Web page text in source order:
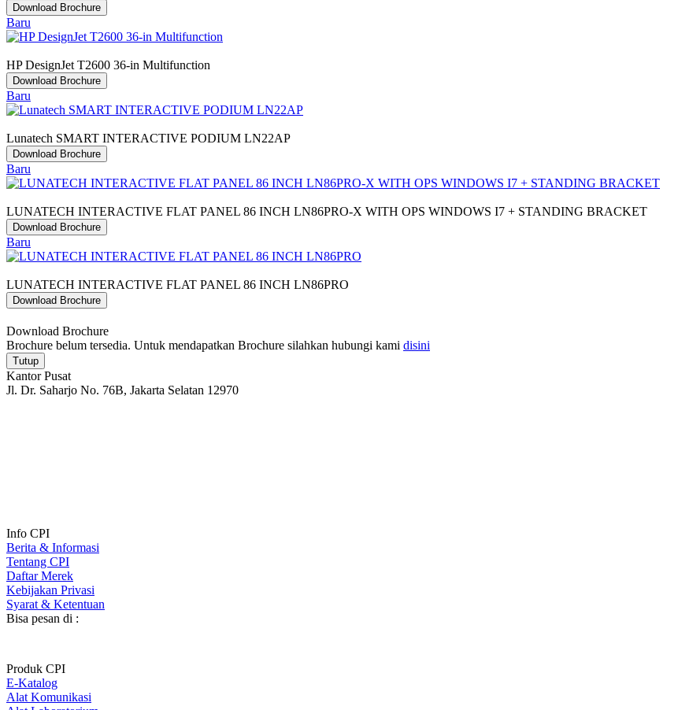
Download Brochure
Baru
HP DesignJet T2600 36-in Multifunction
Download Brochure
Baru
Lunatech SMART INTERACTIVE PODIUM LN22AP
Download Brochure
Baru
LUNATECH INTERACTIVE FLAT PANEL 86 INCH LN86PRO-X WITH OPS WINDOWS I7 + STANDING BRACKET
Download Brochure
Baru
LUNATECH INTERACTIVE FLAT PANEL 86 INCH LN86PRO
Download Brochure
Download Brochure
Brochure belum tersedia. Untuk mendapatkan Brochure silahkan hubungi kami disini
Tutup
Kantor Pusat
Jl. Dr. Saharjo No. 76B, Jakarta Selatan 12970
Info CPI
Berita & Informasi
Tentang CPI
Daftar Merek
Kebijakan Privasi
Syarat & Ketentuan
Bisa pesan di :
Produk CPI
E-Katalog
Alat Komunikasi